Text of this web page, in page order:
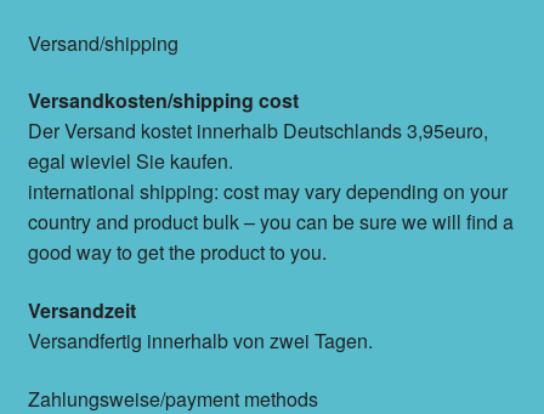
Versand/shipping
Versandkosten/shipping cost
Der Versand kostet innerhalb Deutschlands 3,95euro,
egal wieviel Sie kaufen.
international shipping: cost may vary depending on your
country and product bulk – you can be sure we will find a
good way to get the product to you.
Versandzeit
Versandfertig innerhalb von zwei Tagen.
Zahlungsweise/payment methods